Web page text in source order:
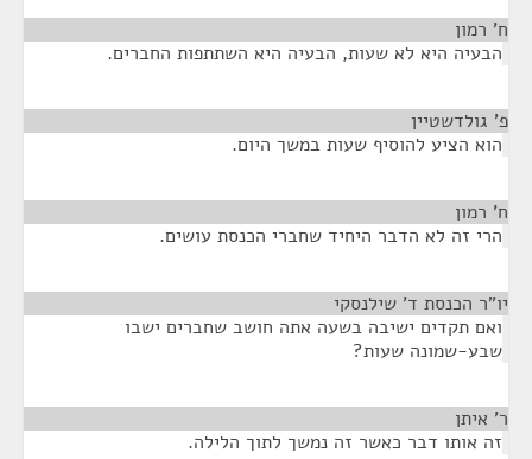
ח' רמון
הבעיה היא לא שעות, הבעיה היא השתתפות החברים.
פ' גולדשטיין
הוא הציע להוסיף שעות במשך היום.
ח' רמון
הרי זה לא הדבר היחיד שחברי הכנסת עושים.
יו"ר הכנסת ד' שילנסקי
ואם תקדים ישיבה בשעה אתה חושב שחברים ישבו
שבע-שמונה שעות?
ר' איתן
זה אותו דבר כאשר זה נמשך לתוך הלילה.